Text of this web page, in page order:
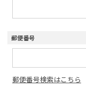
郵便番号
郵便番号検索はこちら